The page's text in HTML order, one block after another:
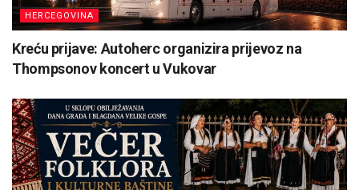
HERCEGOVINA
Kreću prijave: Autoherc organizira prijevoz na
Thompsonov koncert u Vukovar